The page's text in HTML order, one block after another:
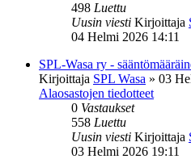
498 Luettu
Uusin viesti Kirjoittaja
04 Helmi 2026 14:11
SPL-Wasa ry -
Kirjoittaja SPL Wasa » 03
Alaosastojen tiedotteet
0 Vastaukset
558 Luettu
Uusin viesti Kirjoittaja
03 Helmi 2026 19:11